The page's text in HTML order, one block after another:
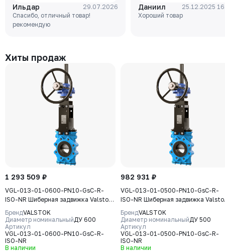
250 (GG25), диск - GJS-400-
15 (GGG40), уплотнение -
EPDM, М/Ф, рукоятка
Ильдар
29.07.2026
Спасибо, отличный товар!
рекомендую
чугун, клин-EPDM,
Tmax=110°C Ф/Ф
Даниил
25.12.2025
Хороший товар
Хиты продаж
1 293 509 ₽
VGL-013-01-0600-PN10-GsC-R-
ISO-NR Шиберная задвижка Valstok,
серия VGL, DN 0600, PN10, редуктор
(ISO-фланец), выдвижной шток,
корпус GJS-400-15 (GGG40) нож
AISI304, уплотнение Natural Rubber
БрендVALSTOK
Диаметр номинальныйДУ 600
Артикул
VGL-013-01-0600-PN10-GsC-R-
ISO-NR
В наличии
982 931 ₽
VGL-013-01-0500-PN10-GsC-R-
ISO-NR Шиберная задвижка
серия VGL, DN 0500, PN10,
(ISO-фланец) выдвижной шток,
корпус GJS-400-15 (GGG40) нож
AISI304, уплотнение Natural
БрендVALSTOK
Диаметр номинальныйДУ 500
Артикул
VGL-013-01-0500-PN10-GsC-R-
ISO-NR
В наличии